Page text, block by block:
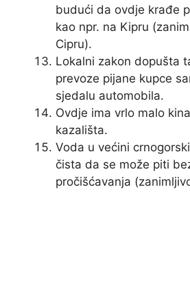
budući da ovdje krađe
kao npr. na Kipru
Cipru).
Lokalni zakon dopušta
prevoze pijane kupce
sjedalu automobila.
Ovdje ima vrlo malo
kazališta.
Voda u većini
čista da se može piti
pročišćavanja